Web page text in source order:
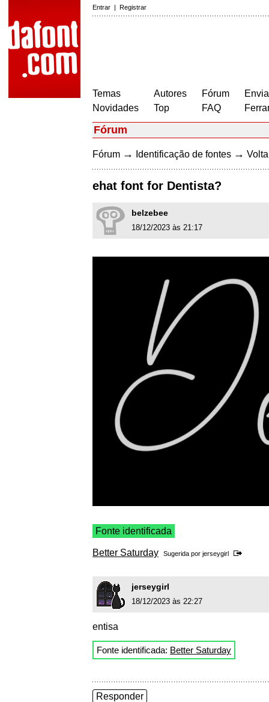
Entrar | Registrar
Temas
Novidades
Autores
Top
Fórum
FAQ
Fórum
Fórum → Identificação de fontes →
ehat font for Dentista?
belzebee
18/12/2023 às 21:17
Fonte identificada
Better Saturday Sugerida por jerseygirl
jerseygirl
18/12/2023 às 22:27
entisa
Fonte identificada: Better Saturday
Responder